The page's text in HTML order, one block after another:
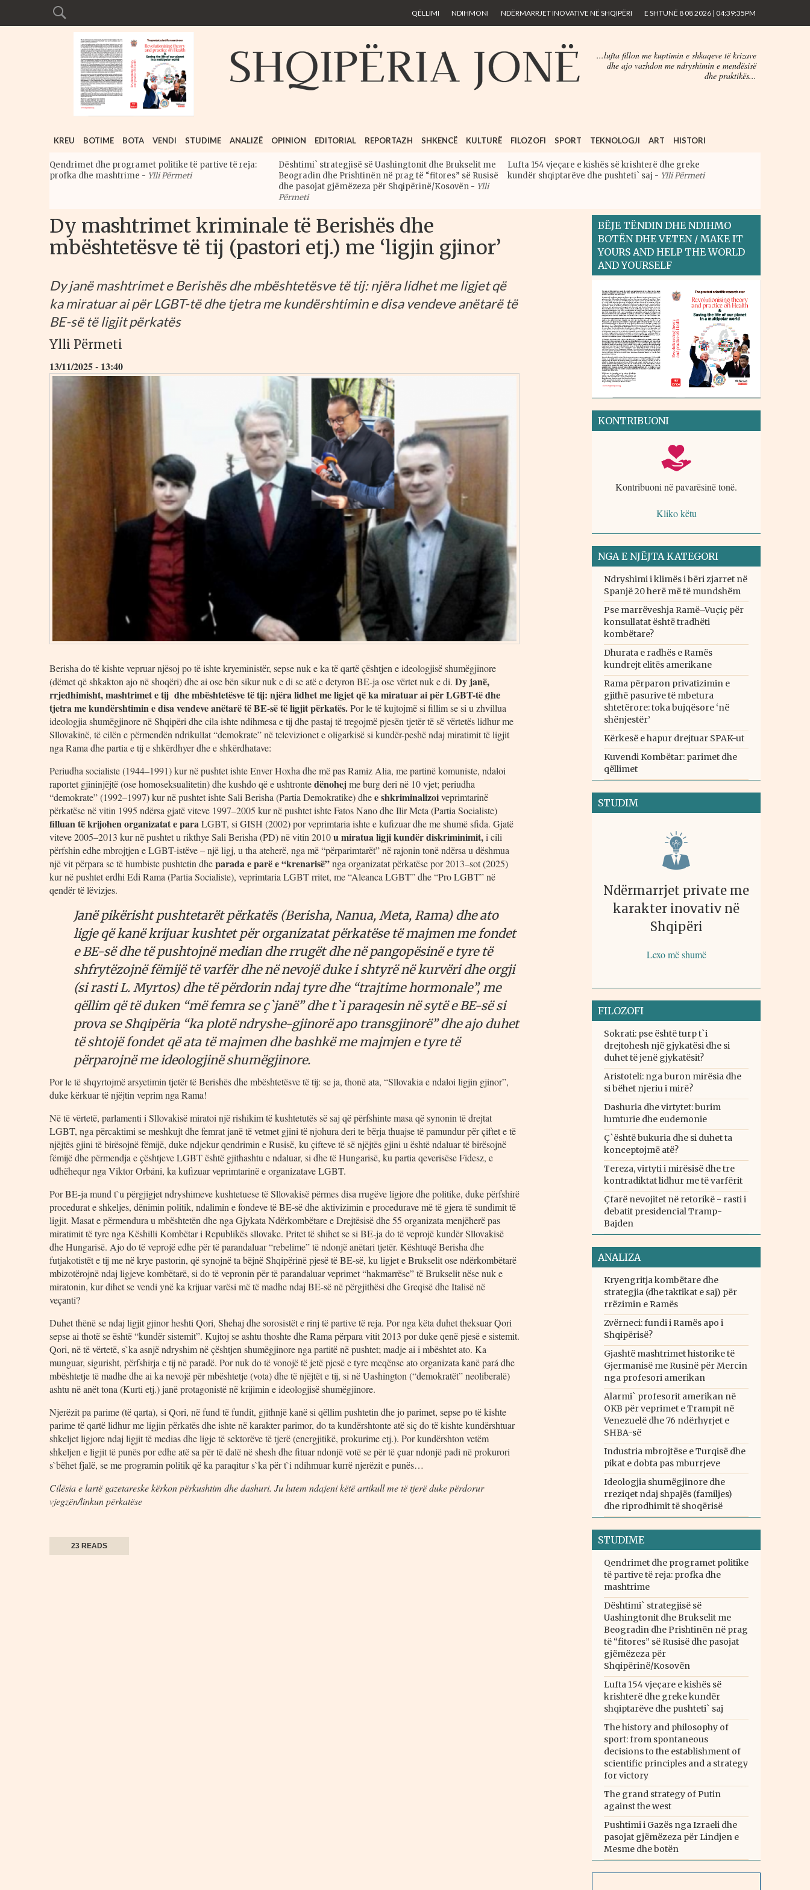
main
content
QËLLIMI NDIHMONI NDËRMARRJET INOVATIVE NË SHQIPËRI E SHTUNË 8 08 2026 | 04:39:35PM
...lufta fillon me kuptimin e shkaqeve të krizave
dhe ajo vazhdon me ndryshimin e mendësisë
dhe praktikës...
KREU BOTIME BOTA VENDI STUDIME ANALIZË OPINION EDITORIAL REPORTAZH SHKENCË KULTURË FILOZOFI SPORT TEKNOLOGJI ART HISTORI
Qendrimet dhe programet politike të partive të reja:
profka dhe mashtrime - Ylli Përmeti
Dështimi` strategjisë së Uashingtonit dhe Brukselit me
Beogradin dhe Prishtinën në prag të “fitores” së Rusisë
dhe pasojat gjëmëzeza për Shqipërinë/Kosovën - Ylli
Përmeti
Lufta 154 vjeçare e kishës së krishterë dhe greke
kundër shqiptarëve dhe pushteti` saj - Ylli Përmeti
Dy mashtrimet kriminale të Berishës dhe
mbështetësve të tij (pastori etj.) me ‘ligjin gjinor’
Dy janë mashtrimet e Berishës dhe mbështetësve të tij: njëra lidhet me ligjet që
ka miratuar ai për LGBT-të dhe tjetra me kundërshtimin e disa vendeve anëtarë të
BE-së të ligjit përkatës
Ylli Përmeti
13/11/2025 - 13:40
Berisha do të kishte vepruar njësoj po të ishte kryeministër, sepse nuk e ka të qartë çështjen e ideologjisë shumëgjinore
(dëmet që shkakton ajo në shoqëri) dhe ai ose bën sikur nuk e di se atë e detyron BE-ja ose vërtet nuk e di. Dy janë,
rrjedhimisht, mashtrimet e tij dhe mbështetësve të tij: njëra lidhet me ligjet që ka miratuar ai për LGBT-të dhe
tjetra me kundërshtimin e disa vendeve anëtarë të BE-së të ligjit përkatës.Por le të kujtojmë si fillim se si u zhvillua
ideologjia shumëgjinore në Shqipëri dhe cila ishte ndihmesa e tij dhe pastaj të tregojmë pjesën tjetër të së vërtetës lidhur me
Sllovakinë, të cilën e përmendën ndrikullat “demokrate” në televizionet e oligarkisë si kundër-peshë ndaj miratimit të ligjit
nga Rama dhe partia e tij e shkërdhyer dhe e shkërdhatave:
Periudha socialiste (1944–1991) kur në pushtet ishte Enver Hoxha dhe më pas Ramiz Alia, me partinë komuniste, ndaloi
raportet gjininjëjtë (ose homoseksualitetin) dhe kushdo që e ushtrontedënohejme burg deri në 10 vjet; periudha
“demokrate” (1992–1997) kur në pushtet ishte Sali Berisha (Partia Demokratike) dhee shkriminalizoiveprimtarinë
përkatëse në vitin 1995 ndërsa gjatë viteve 1997–2005 kur në pushtet ishte Fatos Nano dhe Ilir Meta (Partia Socialiste)
filluan të krijohen organizatat e paraLGBT, si GISH (2002) por veprimtaria ishte e kufizuar dhe me shumë sfida. Gjatë
viteve 2005–2013 kur në pushtet u rikthye Sali Berisha (PD) në vitin 2010u miratua ligji kundër diskriminimit,i cili
përfshin edhe mbrojtjen e LGBT-istëve – një ligj, u tha ateherë, nga më “përparimtarët” në rajonin tonë ndërsa u dëshmua
një vit përpara se të humbiste pushtetin dheparada e parë e “krenarisë”nga organizatat përkatëse por 2013–sot (2025)
kur në pushtet erdhi Edi Rama (Partia Socialiste), veprimtaria LGBT rritet, me “Aleanca LGBT” dhe “Pro LGBT” në
qendër të lëvizjes.
Janë pikërisht pushtetarët përkatës (Berisha, Nanua, Meta, Rama) dhe ato
ligje që kanë krijuar kushtet për organizatat përkatëse të majmen me fondet
e BE-së dhe të pushtojnë median dhe rrugët dhe në pangopësinë e tyre të
shfrytëzojnë fëmijë të varfër dhe në nevojë duke i shtyrë në kurvëri dhe orgji
(si rasti L. Myrtos) dhe të përdorin ndaj tyre dhe “trajtime hormonale”, me
qëllim që të duken “më femra se ç`janë” dhe t`i paraqesin në sytë e BE-së si
prova se Shqipëria “ka plotë ndryshe-gjinorë apo transgjinorë” dhe ajo duhet
të shtojë fondet që ata të majmen dhe bashkë me majmjen e tyre të
përparojnë me ideologjinë shumëgjinore.
Por le të shqyrtojmë arsyetimin tjetër të Berishës dhe mbështetësve të tij: se ja, thonë ata, “Sllovakia e ndaloi ligjin gjinor”,
duke kërkuar të njëjtin veprim nga Rama!
Në të vërtetë, parlamenti i Sllovakisë miratoi një rishikim të kushtetutës së saj që përfshinte masa që synonin të drejtat
LGBT, nga përcaktimi se meshkujt dhe femrat janë të vetmet gjini të njohura deri te bërja thuajse të pamundur për çiftet e të
njëjtës gjini të birësojnë fëmijë, duke ndjekur qendrimin e Rusisë, ku çifteve të së njëjtës gjini u është ndaluar të birësojnë
fëmijë dhe përmendja e çështjeve LGBT është gjithashtu e ndaluar, si dhe të Hungarisë, ku partia qeverisëse Fidesz, e
udhëhequr nga Viktor Orbáni, ka kufizuar veprimtarinë e organizatave LGBT.
Por BE-ja mund t`u përgjigjet ndryshimeve kushtetuese të Sllovakisë përmes disa rrugëve ligjore dhe politike, duke përfshirë
procedurat e shkeljes, dënimin politik, ndalimin e fondeve të BE-së dhe aktivizimin e procedurave më të gjera të sundimit të
ligjit. Masat e përmendura u mbështetën dhe nga Gjykata Ndërkombëtare e Drejtësisë dhe 55 organizata menjëherë pas
miratimit të tyre nga Këshilli Kombëtar i Republikës sllovake. Pritet të shihet se si BE-ja do të veprojë kundër Sllovakisë
dhe Hungarisë. Ajo do të veprojë edhe për të parandaluar “rebelime” të ndonjë anëtari tjetër. Kështuqë Berisha dhe
futjakotistët e tij me në krye pastorin, që synojnë ta bëjnë Shqipërinë pjesë të BE-së, ku ligjet e Brukselit ose ndërkombëtarë
mbizotërojnë ndaj ligjeve kombëtarë, si do të vepronin për të parandaluar veprimet “hakmarrëse” të Brukselit nëse nuk e
miratonin, kur dihet se vendi ynë ka krijuar varësi më të madhe ndaj BE-së në përgjithësi dhe Greqisë dhe Italisë në
veçanti?
Duhet thënë se ndaj ligjit gjinor heshti Qori, Shehaj dhe sorosistët e rinj të partive të reja. Por nga këta duhet theksuar Qori
sepse ai thotë se është “kundër sistemit”. Kujtoj se ashtu thoshte dhe Rama përpara vitit 2013 por duke qenë pjesë e sistemit.
Qori, në të vërtetë, s`ka asnjë ndryshim në çështjen shumëgjinore nga partitë në pushtet; madje ai i mbështet ato. Ka
munguar, sigurisht, përfshirja e tij në paradë. Por nuk do të vonojë të jetë pjesë e tyre meqënse ato organizata kanë pará dhe
mbështetje të madhe dhe ai ka nevojë për mbështetje (vota) dhe të njëjtët e tij, si në Uashington (“demokratët” neoliberalë)
ashtu në anët tona (Kurti etj.) janë protagonistë në krijimin e ideologjisë shumëgjinore.
Njerëzit pa parime (të qarta), si Qori, në fund të fundit, gjithnjë kanë si qëllim pushtetin dhe jo parimet, sepse po të kishte
parime të qartë lidhur me ligjin përkatës dhe ishte në karakter parimor, do ta kundërshtonte atë siç do të kishte kundërshtuar
shkeljet ligjore ndaj ligjit të medias dhe ligje të sektorëve të tjerë (energjitikë, prokurime etj.). Por kundërshton vetëm
shkeljen e ligjit të punës por edhe atë sa për të dalë në shesh dhe fituar ndonjë votë se për të çuar ndonjë padi në prokurori
s`bëhet fjalë, se me programin politik që ka paraqitur s`ka për t`i ndihmuar kurrë njerëzit e punës…
Cilësia e lartë gazetareske kërkon përkushtim dhe dashuri. Ju lutem ndajeni këtë artikull me të tjerë duke përdorur
vjegzën/linkun përkatëse
23 READS
BËJE TËNDIN DHE NDIHMO
BOTËN DHE VETEN / MAKE IT
YOURS AND HELP THE WORLD
AND YOURSELF
KONTRIBUONI
Kontribuoni në pavarësinë tonë.
Kliko këtu
NGA E NJËJTA KATEGORI
Ndryshimi i klimës i bëri zjarret në
Spanjë 20 herë më të mundshëm
Pse marrëveshja Ramë–Vuçiç për
konsullatat është tradhëti
kombëtare?
Dhurata e radhës e Ramës
kundrejt elitës amerikane
Rama përparon privatizimin e
gjithë pasurive të mbetura
shtetërore: toka bujqësore ‘në
shënjestër’
Kërkesë e hapur drejtuar SPAK-ut
Kuvendi Kombëtar: parimet dhe
qëllimet
STUDIM
Ndërmarrjet private me
karakter inovativ në
Shqipëri
Lexo më shumë
FILOZOFI
Sokrati: pse është turp t`i
drejtohesh një gjykatësi dhe si
duhet të jenë gjykatësit?
Aristoteli: nga buron mirësia dhe
si bëhet njeriu i mirë?
Dashuria dhe virtytet: burim
lumturie dhe eudemonie
Ç`është bukuria dhe si duhet ta
konceptojmë atë?
Tereza, virtyti i mirësisë dhe tre
kontradiktat lidhur me të varfërit
Çfarë nevojitet në retorikë - rasti i
debatit presidencial Tramp-
Bajden
ANALIZA
Kryengritja kombëtare dhe
strategjia (dhe taktikat e saj) për
rrëzimin e Ramës
Zvërneci: fundi i Ramës apo i
Shqipërisë?
Gjashtë mashtrimet historike të
Gjermanisë me Rusinë për Mercin
nga profesori amerikan
Alarmi` profesorit amerikan në
OKB për veprimet e Trampit në
Venezuelë dhe 76 ndërhyrjet e
SHBA-së
Industria mbrojtëse e Turqisë dhe
pikat e dobta pas mburrjeve
Ideologjia shumëgjinore dhe
rreziqet ndaj shpajës (familjes)
dhe riprodhimit të shoqërisë
STUDIME
Qendrimet dhe programet politike
të partive të reja: profka dhe
mashtrime
Dështimi` strategjisë së
Uashingtonit dhe Brukselit me
Beogradin dhe Prishtinën në prag
të “fitores” së Rusisë dhe pasojat
gjëmëzeza për
Shqipërinë/Kosovën
Lufta 154 vjeçare e kishës së
krishterë dhe greke kundër
shqiptarëve dhe pushteti` saj
The history and philosophy of
sport: from spontaneous
decisions to the establishment of
scientific principles and a strategy
for victory
The grand strategy of Putin
against the west
Pushtimi i Gazës nga Izraeli dhe
pasojat gjëmëzeza për Lindjen e
Mesme dhe botën